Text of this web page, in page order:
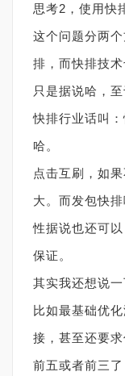
思考2，使用快
这个问题分两
排，而快排技
只是据说哈，
快排行业话叫
哈。
点击互刷，如
大。而发包快
性据说也还可
保证。
其实我还想说
比如最基础优
接，甚至还要
前五或者前三